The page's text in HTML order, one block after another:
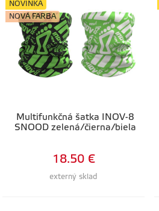
Multifunkčná šatka INOV-8
SNOOD zelená/čierna/biela
NOVINKA
NOVÁ FARBA
externý sklad
18.50 €